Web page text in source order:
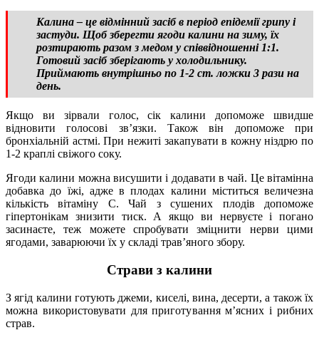
Калина – це відмінний засіб в період епідемії грипу і
застуди. Щоб зберегти ягоди калини на зиму, їх
розтирають разом з медом у співвідношенні 1:1.
Готовий засіб зберігають у холодильнику.
Приймають внутрішньо по 1-2 ст. ложки 3 рази на
день.
Якщо ви зірвали голос, сік калини допоможе швидше
відновити голосові зв’язки. Також він допоможе при
бронхіальній астмі. При нежиті закапувати в кожну ніздрю по
1-2 краплі свіжого соку.
Ягоди калини можна висушити і додавати в чай. Це вітамінна
добавка до їжі, адже в плодах калини міститься величезна
кількість вітаміну С. Чай з сушених плодів допоможе
гіпертонікам знизити тиск. А якщо ви нервуєте і погано
засинаєте, теж можете спробувати зміцнити нерви цими
ягодами, заварюючи їх у складі трав’яного збору.
Страви з калини
З ягід калини готують джеми, киселі, вина, десерти, а також їх
можна використовувати для приготування м’ясних і рибних
страв.